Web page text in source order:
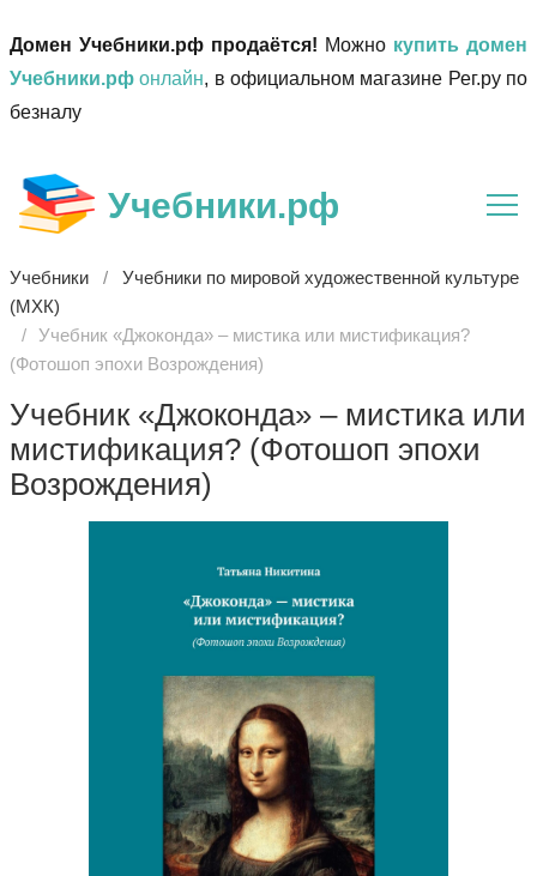
Домен Учебники.рф продаётся! Можно купить домен
Учебники.рф онлайн, в официальном магазине Рег.ру по
безналу
Учебники.рф
Учебники
Учебники по мировой художественной культуре
(МХК)
Учебник «Джоконда» – мистика или мистификация?
(Фотошоп эпохи Возрождения)
Учебник «Джоконда» – мистика или
мистификация? (Фотошоп эпохи
Возрождения)